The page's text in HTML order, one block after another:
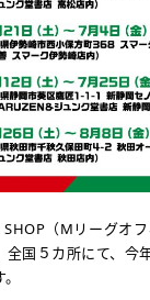
（Mリーグオフ
全国５カ所にて、今